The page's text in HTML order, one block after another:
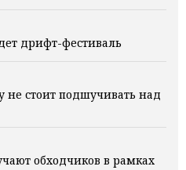
дрифт-фестиваль
не стоит подшучивать над
обходчиков в рамках